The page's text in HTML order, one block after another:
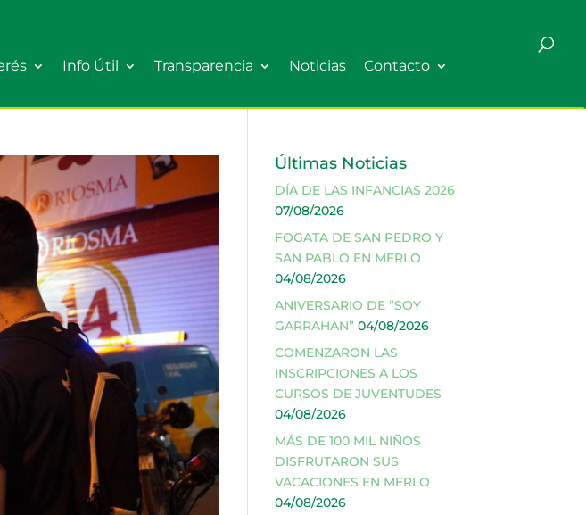
Info Útil Transparencia Noticias Contacto
Últimas Noticias
DÍA DE LAS INFANCIAS 2026
07/08/2026
FOGATA DE SAN PEDRO Y
SAN PABLO EN MERLO
04/08/2026
ANIVERSARIO DE “SOY
GARRAHAN” 04/08/2026
COMENZARON LAS
INSCRIPCIONES A LOS
CURSOS DE JUVENTUDES
04/08/2026
MÁS DE 100 MIL NIÑOS
DISFRUTARON SUS
VACACIONES EN MERLO
04/08/2026